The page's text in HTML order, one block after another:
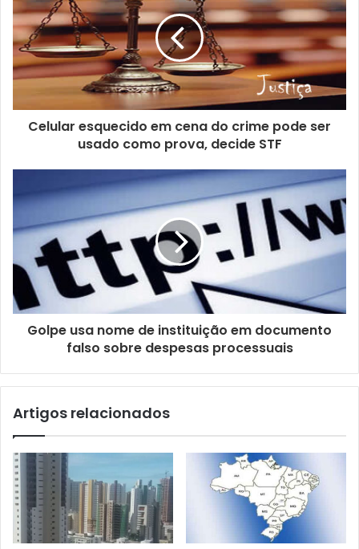
e
n
d
e
Celular esquecido em cena do crime pode ser
usado como prova, decide STF
Golpe usa nome de instituição em documento
falso sobre despesas processuais
Artigos relacionados